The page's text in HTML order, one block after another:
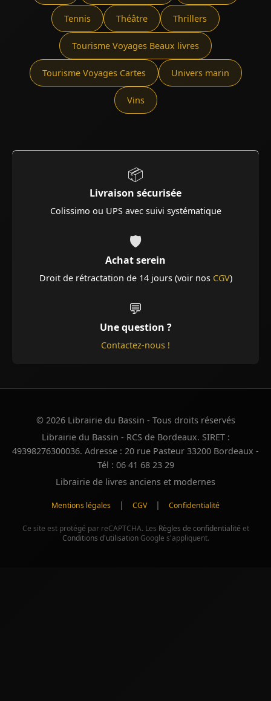
Tennis Théâtre Thrillers
Tourisme Voyages Beaux livres
Tourisme Voyages Cartes Univers marin
Vins
📦
Livraison sécurisée
Colissimo ou UPS avec suivi systématique
🛡️
Achat serein
Droit de rétractation de 14 jours (voir nos CGV)
💬
Une question ?
Contactez-nous !
© 2026 Librairie du Bassin - Tous droits réservés
Librairie du Bassin - RCS de Bordeaux. SIRET :
49398276300036. Adresse : 20 rue Pasteur 33200 Bordeaux -
Tél : 06 41 68 23 29
Librairie de livres anciens et modernes
Mentions légales | CGV | Confidentialité
Ce site est protégé par reCAPTCHA. Les Règles de confidentialité et
Conditions d'utilisationGoogle s'appliquent.